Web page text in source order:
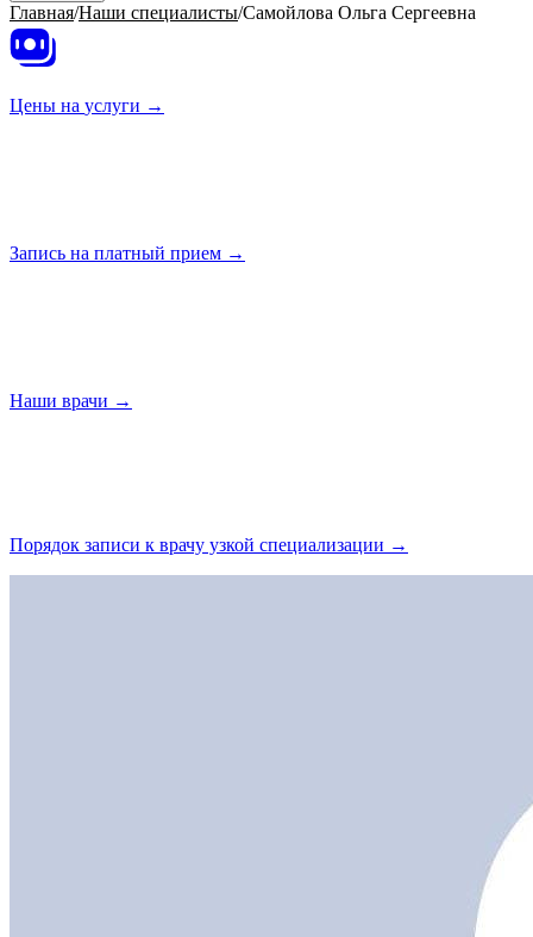
Главная/Наши специалисты/Самойлова Ольга Сергеевна
Цены на услуги →
Запись на платный прием →
Наши врачи →
Порядок записи к врачу узкой специализации →